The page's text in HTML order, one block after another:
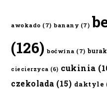
awokado (7) banany (7)
(126) boćwina (7)
ciecierzyca (6) cukinia
czekolada (15) daktyle